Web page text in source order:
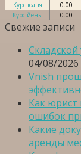
Курс юаня
0.00
Курс йены
0.00
Свежие записи
Складской
04/08/2026
Vnish
Как юрист
ошибок
Какие
аренды